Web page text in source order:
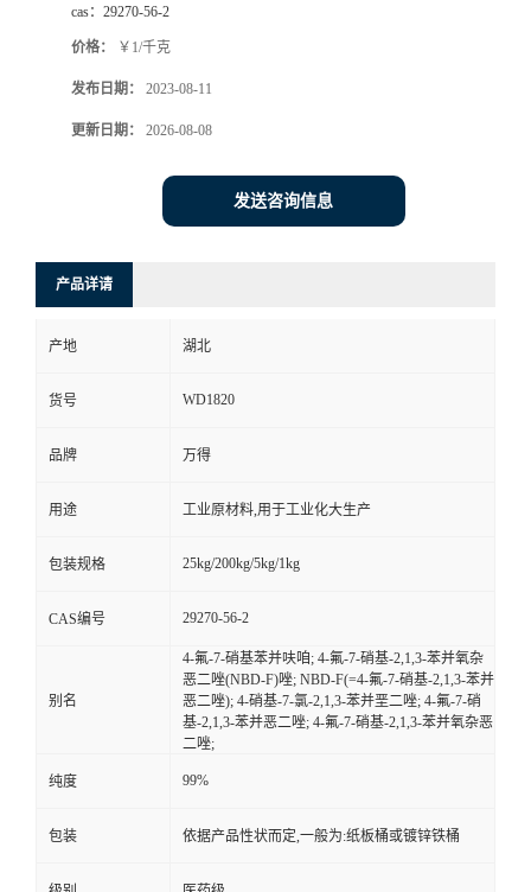
cas： 29270-56-2
价格： ￥1/千克
发布日期： 2023-08-11
更新日期： 2026-08-08
发送咨询信息
产品详请
产地 湖北
货号 WD1820
品牌 万得
用途 工业原材料,用于工业化大生产
包装规格 25kg/200kg/5kg/1kg
CAS编号 29270-56-2
别名
4-氟-7-硝基苯并呋咱; 4-氟-7-硝基-2,1,3-苯并氧杂
恶二唑(NBD-F)唑; NBD-F(=4-氟-7-硝基-2,1,3-苯并
恶二唑); 4-硝基-7-氯-2,1,3-苯并垩二唑; 4-氟-7-硝
基-2,1,3-苯并恶二唑; 4-氟-7-硝基-2,1,3-苯并氧杂恶
二唑;
纯度 99%
包装 依据产品性状而定,一般为:纸板桶或镀锌铁桶